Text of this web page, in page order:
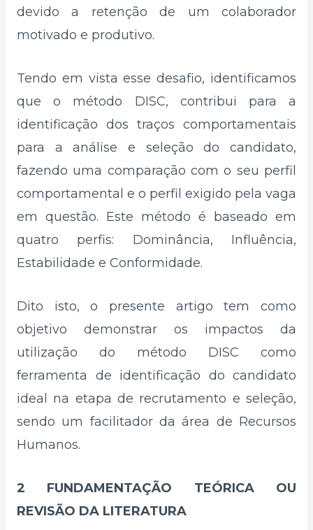
devido a retenção de um colaborador
motivado e produtivo.
Tendo em vista esse desafio, identificamos
que o método DISC, contribui para a
identificação dos traços comportamentais
para a análise e seleção do candidato,
fazendo uma comparação com o seu perfil
comportamental e o perfil exigido pela vaga
em questão. Este método é baseado em
quatro perfis: Dominância, Influência,
Estabilidade e Conformidade.
Dito isto, o presente artigo tem como
objetivo demonstrar os impactos da
utilização do método DISC como
ferramenta de identificação do candidato
ideal na etapa de recrutamento e seleção,
sendo um facilitador da área de Recursos
Humanos.
2 FUNDAMENTAÇÃO TEÓRICA OU
REVISÃO DA LITERATURA